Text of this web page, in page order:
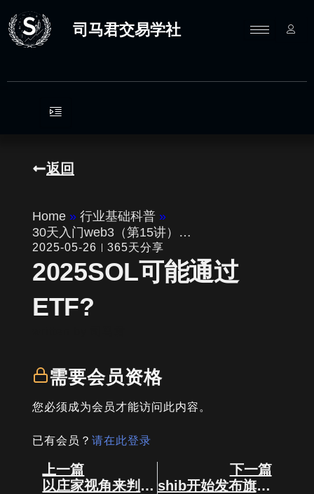
至
内
司马君交易学社
返回
Home » 行业基础科普 »
30天入门web3（第15讲）…
2025-05-26 365天分享
2025SOL可能通过
ETF?
需要会员资格
您必须成为会员才能访问此内容。
已有会员？ 请在此登录
Prev
上一篇
以庄家视角来判断山寨季目前一个什么阶段？
下一篇
shib开始发布旗下新币treat